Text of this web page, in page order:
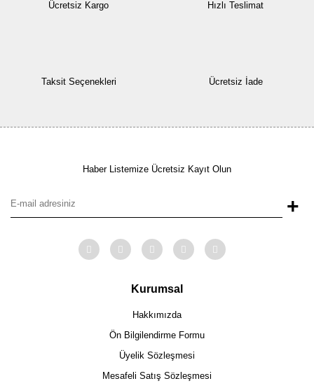
Ücretsiz Kargo Hızlı Teslimat
Taksit Seçenekleri Ücretsiz İade
Haber Listemize Ücretsiz Kayıt Olun
+
Kurumsal
Hakkımızda
Ön Bilgilendirme Formu
Üyelik Sözleşmesi
Mesafeli Satış Sözleşmesi